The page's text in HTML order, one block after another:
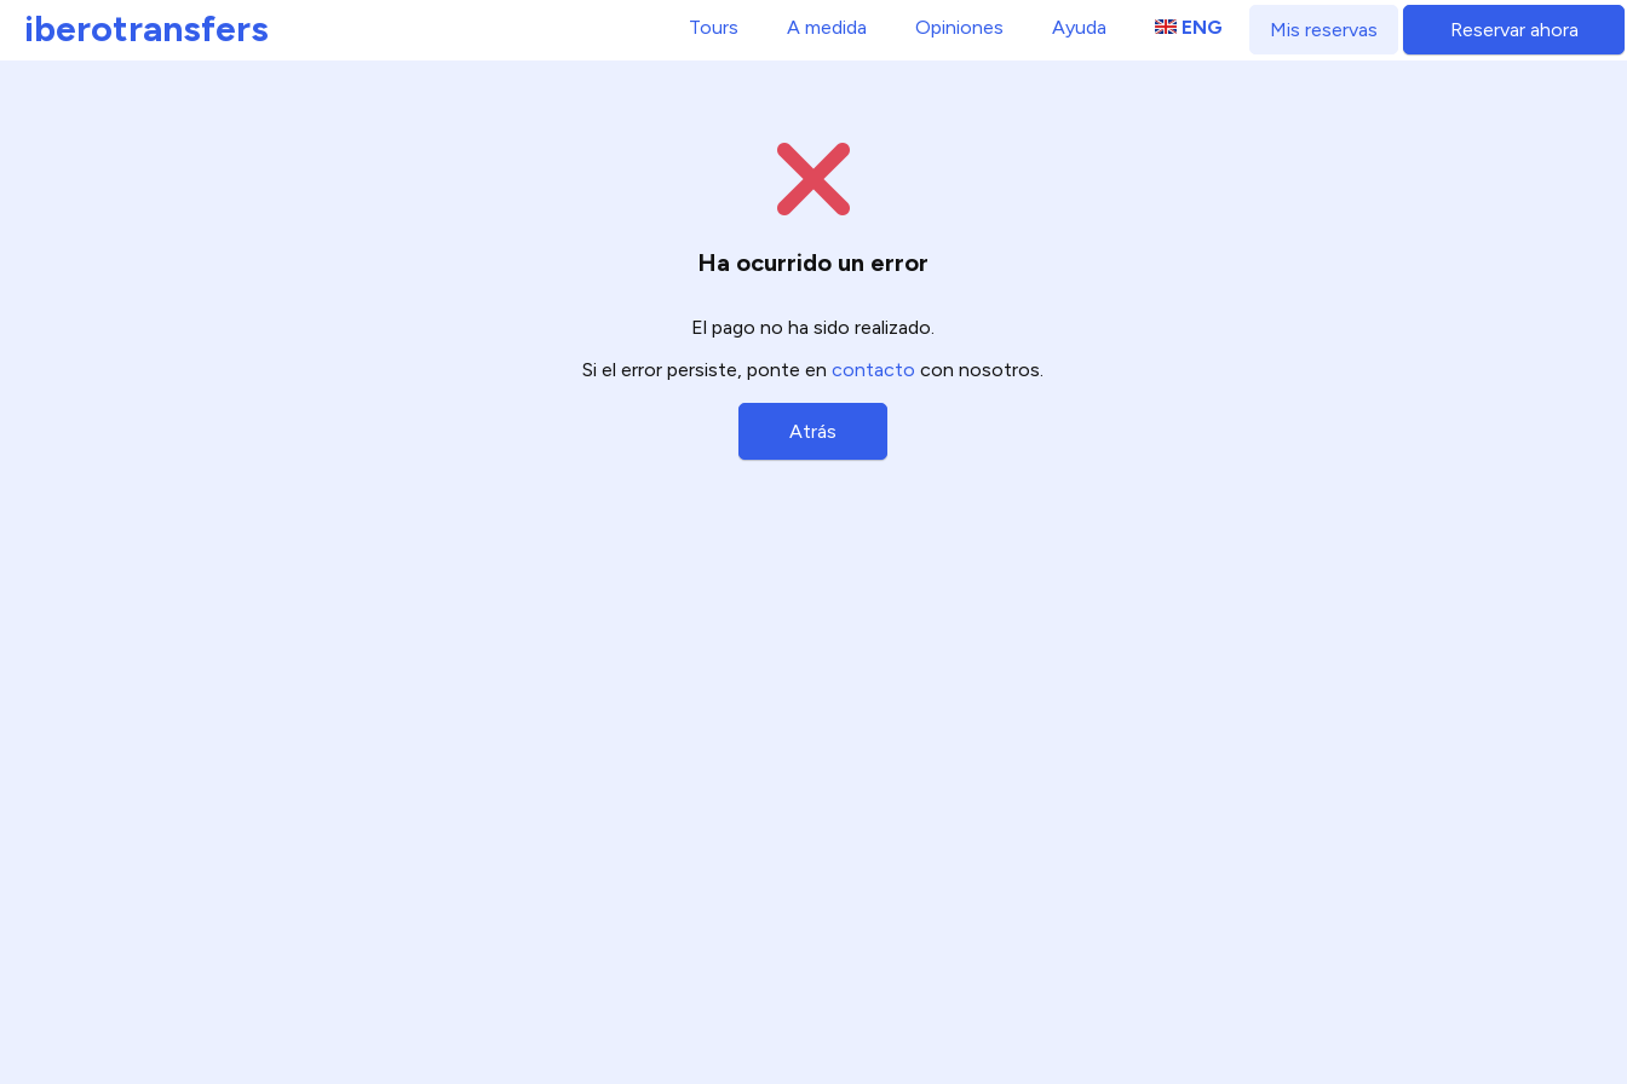
iberotransfers Tours A medida Opiniones Ayuda ENG Mis reservas Reservar ahora
Ha ocurrido un error
El pago no ha sido realizado.
Si el error persiste, ponte encontacto con nosotros.
Atrás